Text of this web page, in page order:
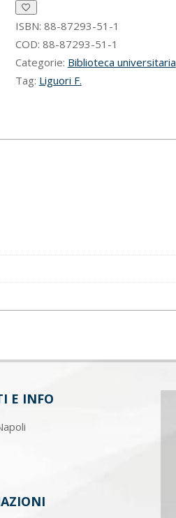
ISBN: 88-87293-51-1
COD: 88-87293-51-1
Categorie: Biblioteca universitaria
Tag: Liguori F.
E INFO